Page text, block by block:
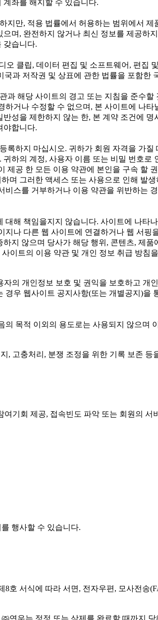
좌를 해지할 수 있습니다.
만, 적용 법률에서 허용하는 범위에서
며, 완전하지 않거나 최신 정보를 제공하
갖습니다.
클립, 데이터 편집 및 소프트웨어, 편집
과 저작권 및 상표에 관한 법률을 포함한
해당 사이트의 경고 또는 지침을 준수
거나 수정할 수 없으며, 본 사이트에 나
성을 제한하지 않는 한, 본 계약 조건에
야합니다.
록하지 마십시오. 귀하가 회원 자격을 가
하의 계정, 사용자 이름 또는 비밀 번호
공 한 모든 이용 약관에 본인을 구속 할
며 그러한 액세스 또는 사용으로 인해 발
스를 거부하거나 이용 약관을 위반하는
해 책임을지지 않습니다. 사이트에 나타
나 다른 웹 사이트에 연결하거나 웹 서
지 않으며 당사가 해당 행위, 콘텐츠, 제
이트의 이용 약관 및 개인 정보 취급 방침
자의 개인정보 보호 및 권익을 보호하고
우 웹사이트 공지사항(또는 개별공지)을
목적 이외의 용도로는 사용되지 않으며
, 고충처리, 분쟁 조정을 위한 기록 보존
기회 제공, 접속빈도 파악 또는 회원의
행사할 수 있습니다.
서식에 따라 서면, 전자우편, 모사전송
우는 정정 또는 삭제를 완료할 때까지